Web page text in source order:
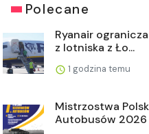
Polecane
Ryanair
z lotniska z Ło...
1 godzina temu
Mistrzostwa
Autobusów 2026